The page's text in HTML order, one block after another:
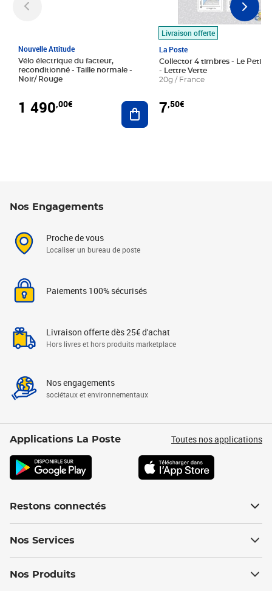
Nouvelle Attitude
Vélo électrique du facteur,
reconditionné - Taille normale -
Noir/ Rouge
1 490,00€ Ajouter au panier
Livraison offerte
La Poste
Collector 4 timbres - Le Petit
- Lettre Verte
20g / France
7,50€
Nos Engagements
Proche de vous
Localiser un bureau de poste
Paiements 100% sécurisés
Livraison offerte dès 25€ d'achat
Hors livres et hors produits marketplace
Nos engagements
sociétaux et environnementaux
Applications La Poste Toutes nos applications
Restons connectés
Nos Services
Nos Produits